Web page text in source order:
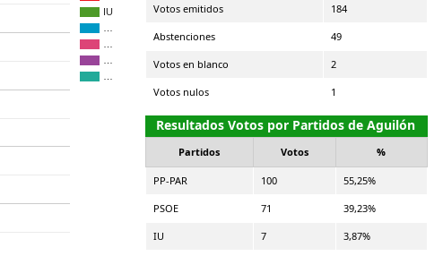
IU
Votos emitidos 184
Abstenciones 49
Votos en blanco 2
Votos nulos 1
Resultados Votos por Partidos de Aguilón
Partidos Votos %
PP-PAR 100 55,25%
PSOE 71 39,23%
IU 7 3,87%